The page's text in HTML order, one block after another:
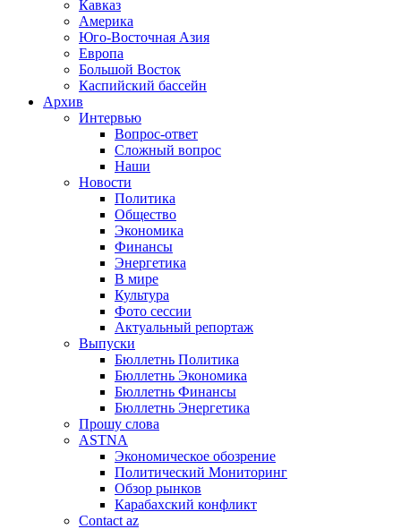
Кавказ
Америка
Юго-Восточная Азия
Европа
Большой Восток
Каспийский бассейн
Архив
Интервью
Вопрос-ответ
Сложный вопрос
Наши
Новости
Политика
Общество
Экономика
Финансы
Энергетика
В мире
Культура
Фото сессии
Актуальный репортаж
Выпуски
Бюллетнь Политика
Бюллетнь Экономика
Бюллетнь Финансы
Бюллетнь Энергетика
Прошу слова
ASTNA
Экономическое обозрение
Политический Мониторинг
Обзор рынков
Карабахский конфликт
Contact az